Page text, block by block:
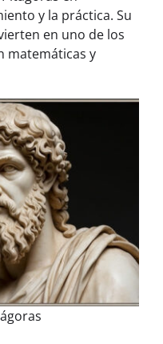
y la práctica. Su
en uno de los
matemáticas y